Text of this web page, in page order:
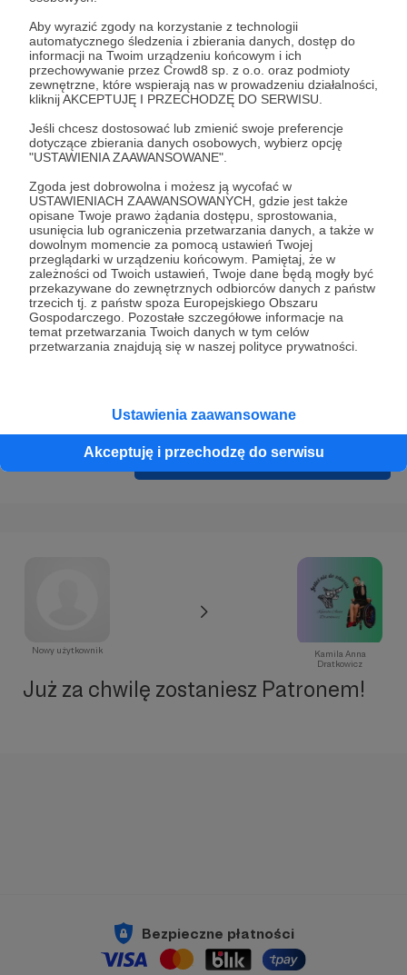
Aby wyrazić zgody na korzystanie z technologii
automatycznego śledzenia i zbierania danych, dostęp do
informacji na Twoim urządzeniu końcowym i ich
przechowywanie przez Crowd8 sp. z o.o. oraz podmioty
zewnętrzne, które wspierają nas w prowadzeniu działalności,
kliknij AKCEPTUJĘ I PRZECHODZĘ DO SERWISU.
Jeśli chcesz dostosować lub zmienić swoje preferencje
dotyczące zbierania danych osobowych, wybierz opcję
"USTAWIENIA ZAAWANSOWANE".
Zgoda jest dobrowolna i możesz ją wycofać w
USTAWIENIACH ZAAWANSOWANYCH, gdzie jest także
opisane Twoje prawo żądania dostępu, sprostowania,
usunięcia lub ograniczenia przetwarzania danych, a także w
dowolnym momencie za pomocą ustawień Twojej
przeglądarki w urządzeniu końcowym. Pamiętaj, że w
zależności od Twoich ustawień, Twoje dane będą mogły być
przekazywane do zewnętrznych odbiorców danych z państw
trzecich tj. z państw spoza Europejskiego Obszaru
Gospodarczego. Pozostałe szczegółowe informacje na
temat przetwarzania Twoich danych w tym celów
przetwarzania znajdują się w naszej polityce prywatności.
Ustawienia zaawansowane
Akceptuję i przechodzę do serwisu
* Zapoznałem się i akceptujęRegulaminserwisu oraz
Prywatności.
* Wyrażam zgodę na przetwarzanie moich danych
osobowych podanych w formularzu rejestracyjnym w celu
prawidłowego świadczenia usług serwisu Patronite.
Wyrażam zgodę na otrzymywanie drogą elektroniczną
informacji handlowych - newslettera. Opcja ta może zostać
zmieniona w ustawieniach konta.
Cofnij Zarejestruj się i przejdź dalej
Nowy użytkownik
Kamila Anna
Dratkowicz
Już za chwilę zostaniesz Patronem!
Bezpieczne płatności